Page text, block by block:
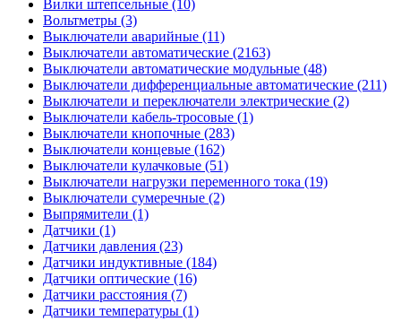
Вилки штепсельные (10)
Вольтметры (3)
Выключатели аварийные (11)
Выключатели автоматические (2163)
Выключатели автоматические модульные (48)
Выключатели дифференциальные автоматические (211)
Выключатели и переключатели электрические (2)
Выключатели кабель-тросовые (1)
Выключатели кнопочные (283)
Выключатели концевые (162)
Выключатели кулачковые (51)
Выключатели нагрузки переменного тока (19)
Выключатели сумеречные (2)
Выпрямители (1)
Датчики (1)
Датчики давления (23)
Датчики индуктивные (184)
Датчики оптические (16)
Датчики расстояния (7)
Датчики температуры (1)